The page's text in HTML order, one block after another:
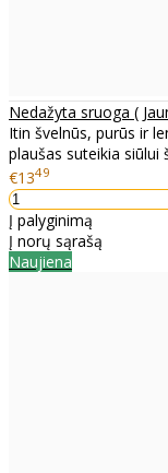
Nedažyta sruoga (
Itin švelnūs, purūs ir
plaušas suteikia siūlui
€1349
Į palyginimą
Į norų sąrašą
Naujiena